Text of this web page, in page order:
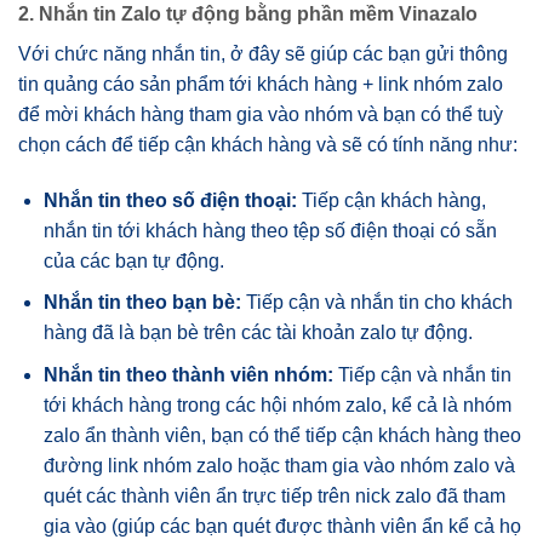
2. Nhắn tin Zalo tự động bằng phần mềm Vinazalo
Với chức năng nhắn tin, ở đây sẽ giúp các bạn gửi thông
tin quảng cáo sản phẩm tới khách hàng + link nhóm zalo
để mời khách hàng tham gia vào nhóm và bạn có thể tuỳ
chọn cách để tiếp cận khách hàng và sẽ có tính năng như:
Nhắn tin theo số điện thoại: Tiếp cận khách hàng,
nhắn tin tới khách hàng theo tệp số điện thoại có sẵn
của các bạn tự động.
Nhắn tin theo bạn bè: Tiếp cận và nhắn tin cho khách
hàng đã là bạn bè trên các tài khoản zalo tự động.
Nhắn tin theo thành viên nhóm: Tiếp cận và nhắn tin
tới khách hàng trong các hội nhóm zalo, kể cả là nhóm
zalo ẩn thành viên, bạn có thể tiếp cận khách hàng theo
đường link nhóm zalo hoặc tham gia vào nhóm zalo và
quét các thành viên ẩn trực tiếp trên nick zalo đã tham
gia vào (giúp các bạn quét được thành viên ẩn kể cả họ